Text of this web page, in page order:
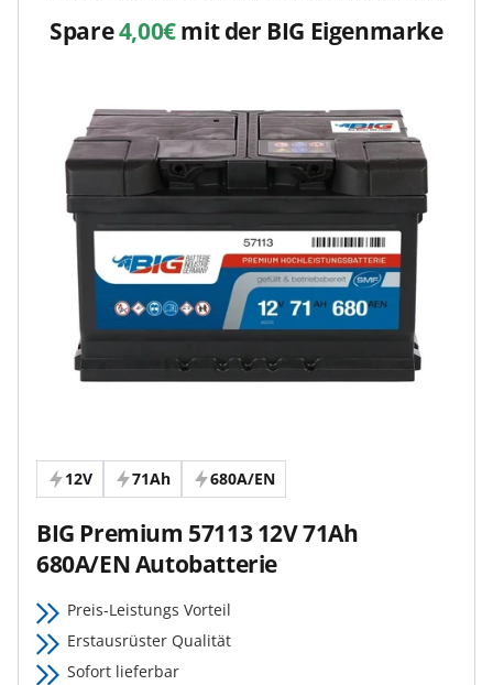
Spare4,00€mit der BIG Eigenmarke
12V 71Ah 680A/EN
BIG Premium 57113 12V 71Ah
680A/EN Autobatterie
Preis-Leistungs Vorteil
Erstausrüster Qualität
Sofort lieferbar